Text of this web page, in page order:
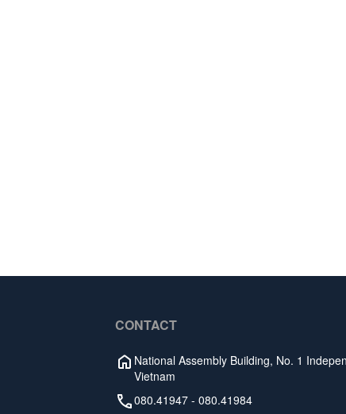
CONTACT
National Assembly Building, No. 1
Vietnam
080.41947 - 080.41984